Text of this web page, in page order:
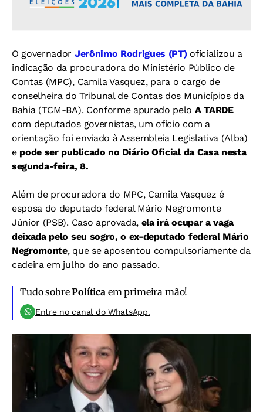
O governador Jerônimo Rodrigues (PT) oficializou a
indicação da procuradora do Ministério Público de
Contas (MPC), Camila Vasquez, para o cargo de
conselheira do Tribunal de Contas dos Municípios da
Bahia (TCM-BA). Conforme apurado pelo A TARDE
com deputados governistas, um ofício com a
orientação foi enviado à Assembleia Legislativa (Alba)
epode ser publicado no Diário Oficial da Casa nesta
segunda-feira, 8.
Além de procuradora do MPC, Camila Vasquez é
esposa do deputado federal Mário Negromonte
Júnior (PSB). Caso aprovada, ela irá ocupar a vaga
deixada pelo seu sogro, o ex-deputado federal Mário
Negromonte, que se aposentou compulsoriamente da
cadeira em julho do ano passado.
Tudo sobrePolítica em primeira mão!
Entre no canal do WhatsApp.